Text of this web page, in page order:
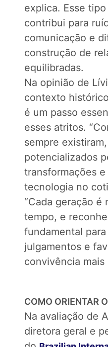
explica. Esse
contribui para
comunicação e
construção de
equilibradas.
Na opinião de
contexto
é um passo
esses atritos.
sempre
potencializados
transformações
tecnologia no
“Cada geração é
tempo, e
fundamental
julgamentos e
convivência mais
COMO ORIENTAR
Na avaliação de
diretora geral e